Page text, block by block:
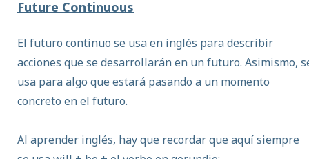
Future Continuous
El futuro continuo se usa en inglés para describir
acciones que se desarrollarán en un futuro. Asimismo,
usa para algo que estará pasando a un momento
concreto en el futuro.
Al aprender inglés, hay que recordar que aquí siempre